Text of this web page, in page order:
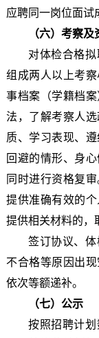
应聘同一岗位面试
（六）考察
对体检合格
组成两人以上考
事档案（学籍档
法，了解考察人
质、学习表现、
回避的情形、身
同时进行资格复
提供准确有效的
提供相关材料的，
签订协议、体
不合格等原因出
依次等额递补。
（七）公示
按照招聘计